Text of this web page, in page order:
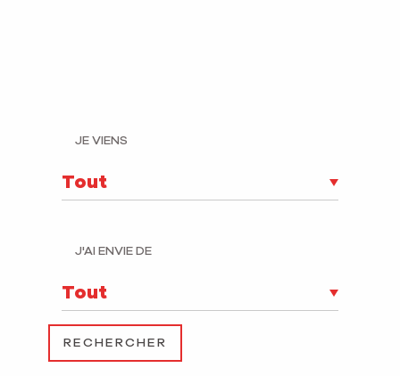
JE VIENS
J'AI ENVIE DE